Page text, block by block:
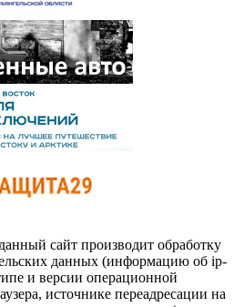
сайт производит обработку
данных (информацию об ip-
и версии операционной
источнике переадресации на